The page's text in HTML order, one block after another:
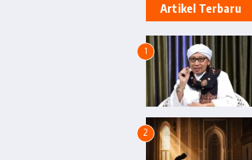
Artikel Terbaru
1
2